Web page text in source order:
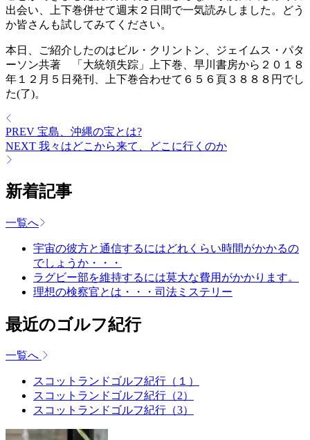
出会い、上下巻併せて週末２日間で一気読みしました。どう
か皆さんも試してみてください。
本日、ご紹介したのはビル・クリントン、ジェイムス・パタ
ーソン共著 「大統領失踪」上下巻、早川書房から２０１８
年１２月５日発刊、上下巻合わせて６５６頁３８８８円でし
た(了)。
PREV 宝島、沖縄の宝とは?
NEXT 我々はどこから来て、どこに行くのか
新着記事
一覧へ
宇宙の彼方と通信するにはどれくらい時間がかかるの
でしょうか・・・
ラグビー部を維持するには莫大な費用がかかります。
理想の検察官とは・・・司法ミステリー
最近のゴルフ紀行
一覧へ
スコットランドゴルフ紀行（１）
スコットランドゴルフ紀行（2）
スコットランドゴルフ紀行（3）